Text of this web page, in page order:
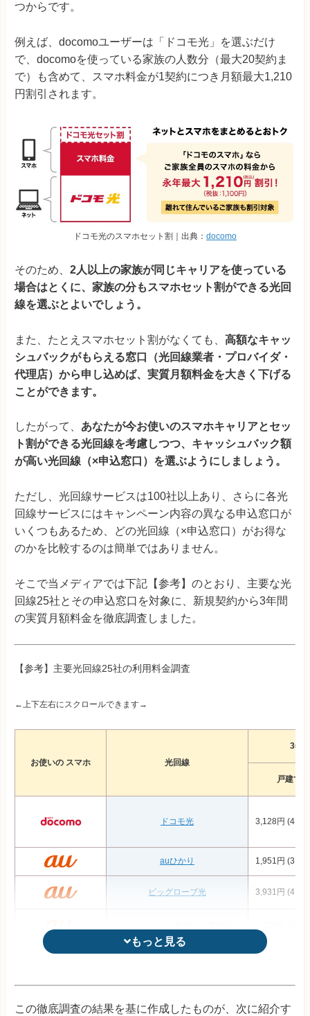
つからです。
例えば、docomoユーザーは「ドコモ光」を選ぶだけ
で、docomoを使っている家族の人数分（最大20契約ま
で）も含めて、スマホ料金が1契約につき月額最大1,210
円割引されます。
ドコモ光のスマホセット割｜出典： docomo
そのため、 2人以上の家族が同じキャリアを使っている
場合はとくに、家族の分もスマホセット割ができる光回
線を選ぶとよいでしょう。
また、たとえスマホセット割がなくても、 高額なキャッ
シュバックがもらえる窓口（光回線業者・プロバイダ・
代理店）から申し込めば、実質月額料金を大きく下げる
ことができます。
したがって、 あなたが今お使いのスマホキャリアとセッ
ト割ができる光回線を考慮しつつ、キャッシュバック額
が高い光回線（×申込窓口）を選ぶようにしましょう。
ただし、光回線サービスは100社以上あり、さらに各光
回線サービスにはキャンペーン内容の異なる申込窓口が
いくつもあるため、どの光回線（×申込窓口）がお得な
のかを比較するのは簡単ではありません。
そこで当メディアでは下記【参考】のとおり、主要な光
回線25社とその申込窓口を対象に、新規契約から3年間
の実質月額料金を徹底調査しました。
【参考】主要光回線25社の利用料金調査
←上下左右にスクロールできます→
お使いの スマホ 光回線
3年
戸建て
ドコモ光 3,128円
auひかり 1,951円
ビッグローブ光 3,931円
もっと見る
もっと見る
この徹底調査の結果を基に作成したものが、次に紹介す